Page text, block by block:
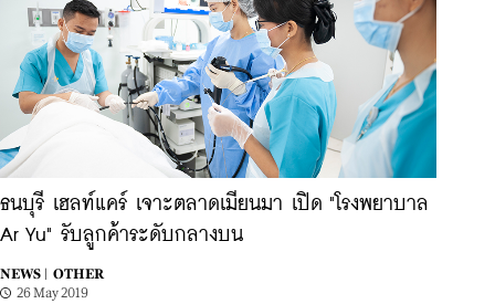
ธนบุรี เฮลท์แคร์ เจาะตลาดเมียนมา เปิด "โรงพยาบาล
Ar Yu" รับลูกค้าระดับกลางบน
NEWS |
OTHER
26 May 2019